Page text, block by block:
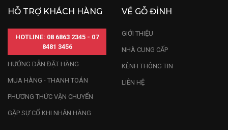
HỖ TRỢ KHÁCH HÀNG
HOTLINE: 08 6863 2345 - 07
8481 3456
HƯỚNG DẪN ĐẶT HÀNG
MUA HÀNG - THANH TOÁN
PHƯƠNG THỨC VẬN CHUYỂN
GẶP SỰ CỐ KHI NHẬN HÀNG
VỀ GỖ ĐỈNH
GIỚI THIỆU
NHÀ CUNG CẤP
KÊNH THÔNG TIN
LIÊN HỆ